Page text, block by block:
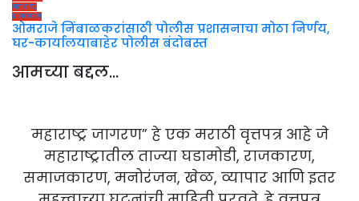
महाराष्ट्र
राजकारण
ओमराजे निंबाळकरांसाठी पोलीस प्रशासनाचा मोठा निर्णय,
घर-कार्यालयाबाहेर पोलीस बंदोबस्त
आमच्या बद्दल…
महाराष्ट्र जागरण” हे एक मराठी वृत्तपत्र आहे जे
महाराष्ट्रातील ताज्या घडामोडी, राजकारण,
समाजकारण, मनोरंजन, खेळ, व्यापार आणि इतर